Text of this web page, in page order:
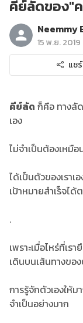
คีย์ลัดของ"ค
Neemmy
15 พ.ย. 2019
แชร์
คีย์ลัด ก็คือ ทางลั
เอง
ไม่จำเป็นต้องเหมือ
ได้เป็นตัวของเราเ
เป้าหมายสำเร็จได้
.
เพราะเมื่อไหร่ที่เร
เดินบนเส้นทางขอ
การรู้จักตัวเองให้
จำเป็นอย่างมาก